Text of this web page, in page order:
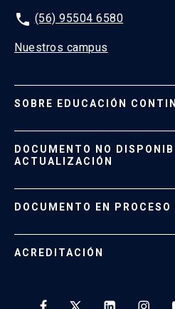
phone (56) 95504 6580
Nuestros campus
SOBRE EDUCACIÓN
Formas de Pago
Políticas de Retiro, Devolución e
DOCUMENTO NO
ACTUALIZACIÓN
Documento No
DOCUMENTO EN
ACREDITACIÓN